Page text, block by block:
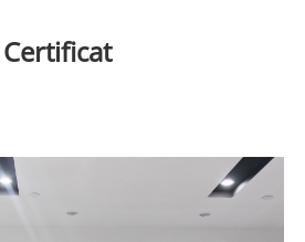
Certificat